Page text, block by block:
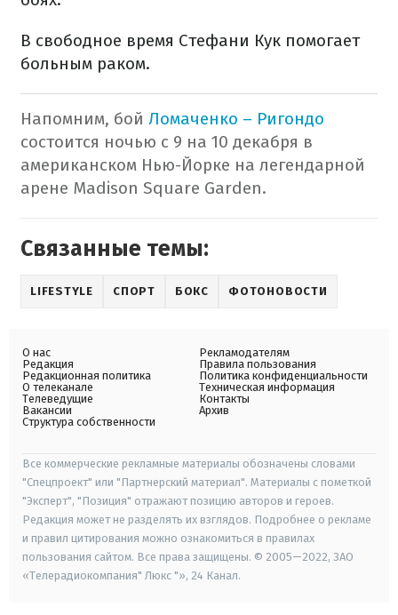
В свободное время Стефани Кук помогает
больным раком.
Напомним, бой Ломаченко – Ригондо
состоится ночью с 9 на 10 декабря в
американском Нью-Йорке на легендарной
арене Madison Square Garden.
Связанные темы:
LIFESTYLE СПОРТ БОКС ФОТОНОВОСТИ
О нас
Редакция
Редакционная политика
О телеканале
Телеведущие
Вакансии
Структура собственности
Рекламодателям
Правила пользования
Политика конфиденциальности
Техническая информация
Контакты
Архив
Все коммерческие рекламные материалы обозначены словами
"Спецпроект" или "Партнерский материал". Материалы с пометкой
"Эксперт", "Позиция" отражают позицию авторов и героев.
Редакция может не разделять их взглядов. Подробнее о рекламе
и правил цитирования можно ознакомиться в правилах
пользования сайтом. Все права защищены. © 2005—2022, ЗАО
«Телерадиокомпания" Люкс "», 24 Канал.